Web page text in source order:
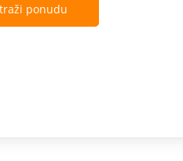
ponudu